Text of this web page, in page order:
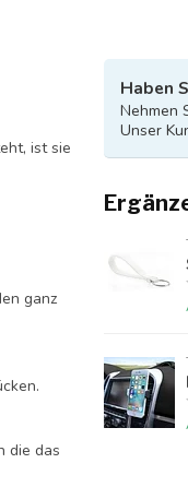
ist sie
ganz
die das
Haben
Nehmen
Unser